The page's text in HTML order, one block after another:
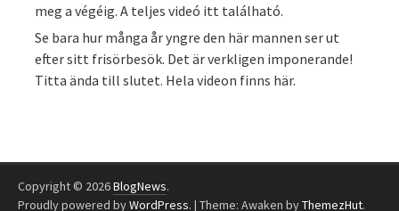
meg a végéig. A teljes videó itt található.
Se bara hur många år yngre den här mannen ser ut
efter sitt frisörbesök. Det är verkligen imponerande!
Titta ända till slutet. Hela videon finns här.
Copyright © 2026BlogNews.
Proudly powered byWordPress. | Theme: Awaken byThemezHut.